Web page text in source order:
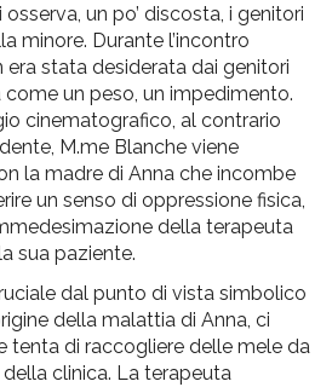
un po’ discosta, i genitori
minore. Durante l’incontro
era stata desiderata dai genitori
come un peso, un impedimento.
cinematografico, al contrario
M.me Blanche viene
la madre di Anna che incombe
un senso di oppressione fisica,
della terapeuta
sua paziente.
dal punto di vista simbolico
della malattia di Anna, ci
tenta di raccogliere delle mele da
clinica. La terapeuta